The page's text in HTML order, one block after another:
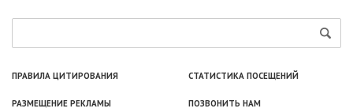
ПРАВИЛА ЦИТИРОВАНИЯ СТАТИСТИКА ПОСЕЩЕНИЙ
РАЗМЕЩЕНИЕ РЕКЛАМЫ ПОЗВОНИТЬ НАМ